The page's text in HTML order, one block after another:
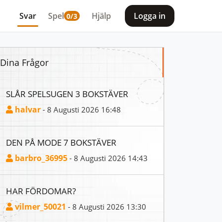
Svar Spel 0/3 Hjälp Logga in
Dina Frågor
SLÅR SPELSUGEN 3 BOKSTÄVER
halvar - 8 Augusti 2026 16:48
DEN PÅ MODE 7 BOKSTÄVER
barbro_36995 - 8 Augusti 2026 14:43
HAR FÖRDOMAR?
vilmer_50021 - 8 Augusti 2026 13:30